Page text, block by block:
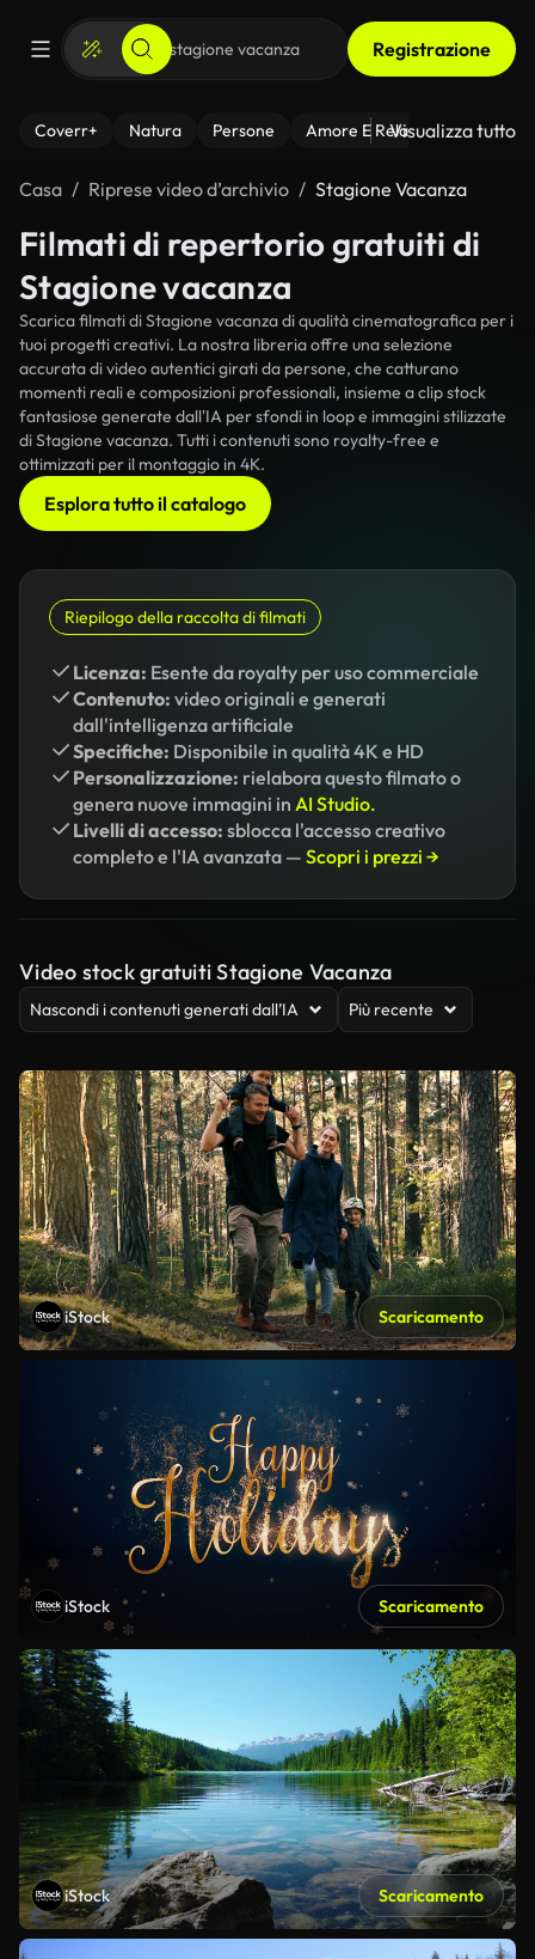
Registrazione
Coverr+ Natura Persone Amore E Relazioni Il
Visualizza tutto
Casa Riprese video d’archivio Stagione Vacanza
Filmati di repertorio gratuiti di
Stagione vacanza
Scarica filmati di Stagione vacanza di qualità cinematografica per i
tuoi progetti creativi. La nostra libreria offre una selezione
accurata di video autentici girati da persone, che catturano
momenti reali e composizioni professionali, insieme a clip stock
fantasiose generate dall'IA per sfondi in loop e immagini stilizzate
di Stagione vacanza. Tutti i contenuti sono royalty-free e
ottimizzati per il montaggio in 4K.
Esplora tutto il catalogo
Riepilogo della raccolta di filmati
Licenza: Esente da royalty per uso commerciale
Contenuto: video originali e generati
dall'intelligenza artificiale
Specifiche: Disponibile in qualità 4K e HD
Personalizzazione: rielabora questo filmato o
genera nuove immagini in AI Studio.
Livelli di accesso: sblocca l'accesso creativo
completo e l'IA avanzata — Scopri i prezzi →
Video stock gratuiti Stagione Vacanza
Nascondi i contenuti generati dall’IA Più recente
iStock Scaricamento
iStock Scaricamento
iStock Scaricamento